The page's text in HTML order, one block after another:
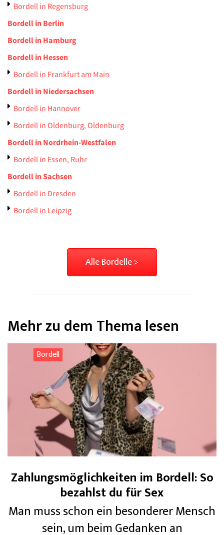
Bordell in Regensburg
Bordell in Berlin
Bordell in Hamburg
Bordell in Hessen
Bordell in Frankfurt am Main
Bordell in Niedersachsen
Bordell in Hannover
Bordell in Oldenburg, Oldenburg
Bordell in Nordrhein-Westfalen
Bordell in Essen, Ruhr
Bordell in Sachsen
Bordell in Dresden
Bordell in Leipzig
Alle Bordelle >
Mehr zu dem Thema lesen
Bordell
Zahlungsmöglichkeiten im Bordell: So
bezahlst du für Sex
Man muss schon ein besonderer Mensch
sein, um beim Gedanken an